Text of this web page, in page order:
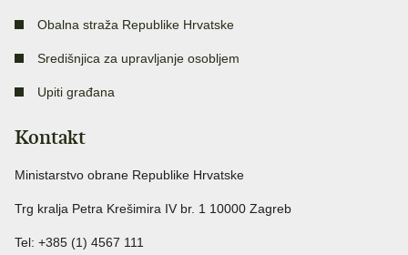
Obalna straža Republike Hrvatske
Središnjica za upravljanje osobljem
Upiti građana
Kontakt
Ministarstvo obrane Republike Hrvatske
Trg kralja Petra Krešimira IV br. 1 10000 Zagreb
Tel: +385 (1) 4567 111